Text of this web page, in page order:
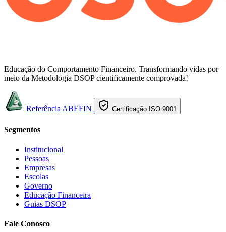
Educação do Comportamento Financeiro. Transformando vidas por
meio da Metodologia DSOP cientificamente comprovada!
Referência ABEFIN Certificação ISO 9001
Segmentos
Institucional
Pessoas
Empresas
Escolas
Governo
Educação Financeira
Guias DSOP
Fale Conosco